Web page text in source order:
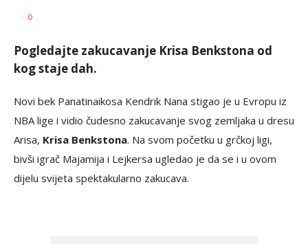
0
Pogledajte zakucavanje Krisa Benkstona od
kog staje dah.
Novi bek Panatinaikosa Kendrik Nana stigao je u Evropu iz
NBA lige i vidio čudesno zakucavanje svog zemljaka u dresu
Arisa, Krisa Benkstona. Na svom početku u grčkoj ligi,
bivši igrač Majamija i Lejkersa ugledao je da se i u ovom
dijelu svijeta spektakularno zakucava.